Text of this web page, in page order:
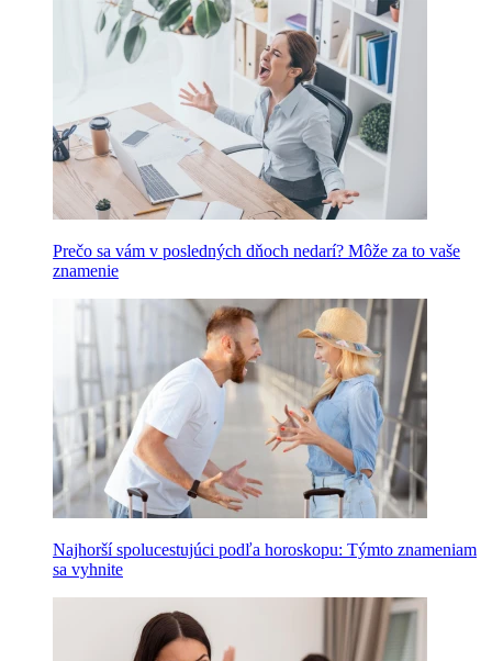
Prečo sa vám v posledných dňoch nedarí? Môže za to vaše
znamenie
Najhorší spolucestujúci podľa horoskopu: Týmto znameniam
sa vyhnite